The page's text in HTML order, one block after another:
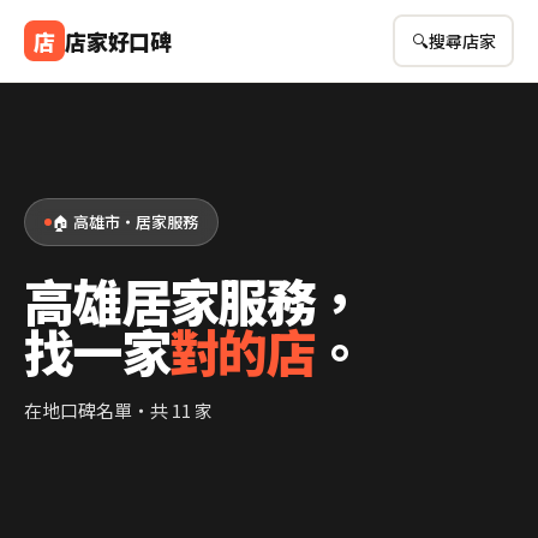
店 店家好口碑 🔍搜尋店家
🏠 高雄市・居家服務
高雄居家服務，
找一家對的店。
在地口碑名單・共 11 家